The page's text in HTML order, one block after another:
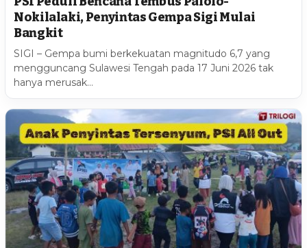
Nokilalaki, Penyintas Gempa Sigi Mulai
Bangkit
SIGI – Gempa bumi berkekuatan magnitudo 6,7 yang
mengguncang Sulawesi Tengah pada 17 Juni 2026 tak
hanya merusak…